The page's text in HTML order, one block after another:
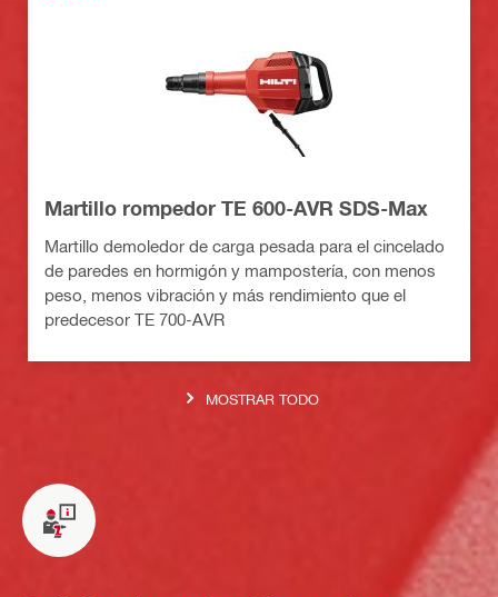
Martillo rompedor TE 600-AVR SDS-Max
Martillo demoledor de carga pesada para el cincelado
de paredes en hormigón y mampostería, con menos
peso, menos vibración y más rendimiento que el
predecesor TE 700-AVR
MOSTRAR TODO